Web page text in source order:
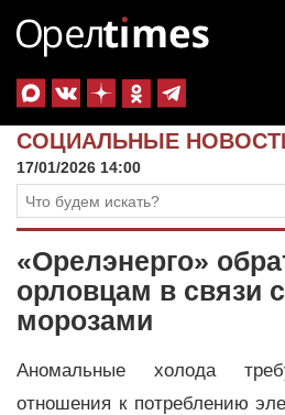
СОЦИАЛЬНЫЕ
17/01/2026 14:00
«Орелэнерго»
орловцам в связи
морозами
Аномальные холода
отношения к потреблению